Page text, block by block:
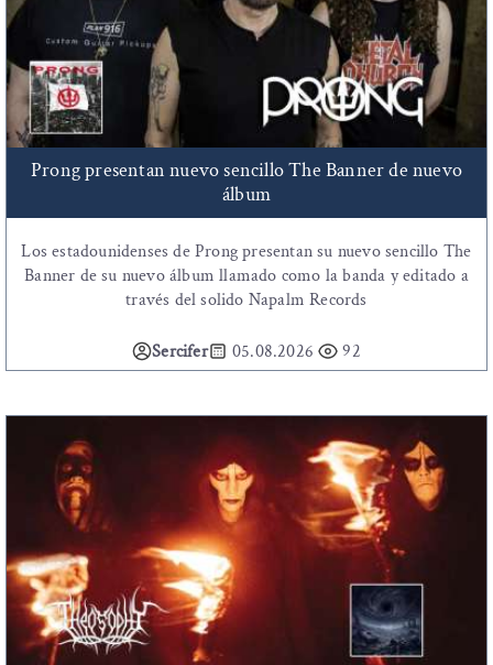
Prong presentan nuevo sencillo The Banner de nuevo
álbum
Los estadounidenses de Prong presentan su nuevo sencillo The
Banner de su nuevo álbum llamado como la banda y editado a
través del solido Napalm Records
Sercifer 05.08.2026 92